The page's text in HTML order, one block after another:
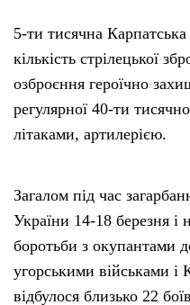
5-ти тисячна
кількість стрілецької
озброєння героїчно
регулярної 40-ти
літаками, артилерією.
Загалом під час
України 14-18 березня і
боротьби з окупантами
угорськими військами і
відбулося близько 22